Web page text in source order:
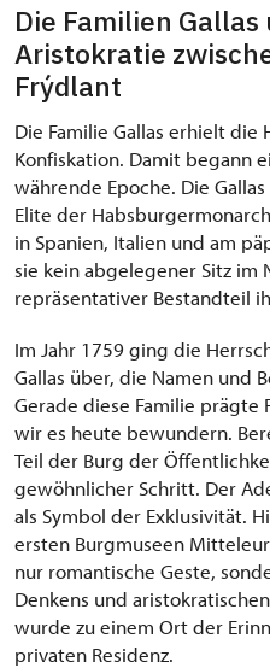
Die Familien
Aristokratie
Frýdlant
Die Familie Gallas erhielt die
Konfiskation. Damit begann
währende Epoche. Die
Elite der
in Spanien, Italien und am
sie kein abgelegener Sitz im
repräsentativer Bestandteil
Im Jahr 1759 ging die
Gallas über, die Namen und
Gerade diese Familie prägte
wir es heute bewundern.
Teil der Burg der
gewöhnlicher Schritt. Der
als Symbol der Exklusivität.
ersten Burgmuseen
nur romantische Geste,
Denkens und
wurde zu einem Ort der
privaten Residenz.